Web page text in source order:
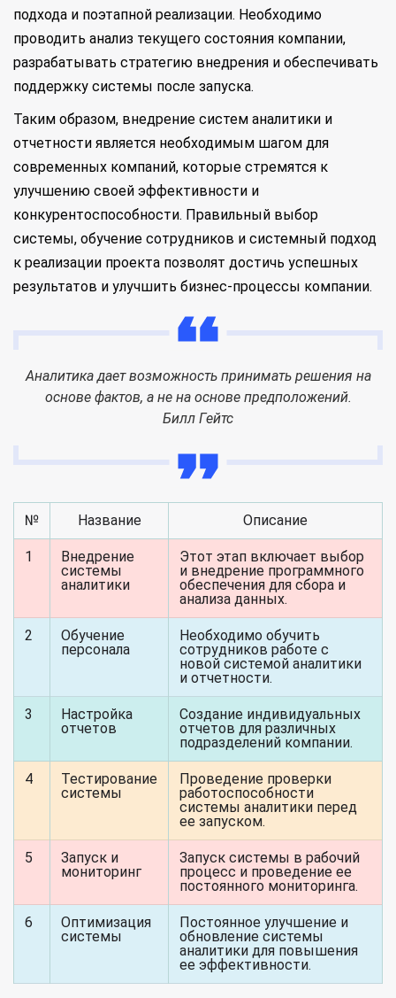
подхода и поэтапной реализации. Необходимо
проводить анализ текущего состояния компании,
разрабатывать стратегию внедрения и обеспечивать
поддержку системы после запуска.
Таким образом, внедрение систем аналитики и
отчетности является необходимым шагом для
современных компаний, которые стремятся к
улучшению своей эффективности и
конкурентоспособности. Правильный выбор
системы, обучение сотрудников и системный подход
к реализации проекта позволят достичь успешных
результатов и улучшить бизнес-процессы компании.
Аналитика дает возможность принимать решения на
основе фактов, а не на основе предположений.
Билл Гейтс
№ Название Описание
1
Внедрение
системы
аналитики
Этот этап включает выбор
и внедрение программного
обеспечения для сбора и
анализа данных.
2
Обучение
персонала
Необходимо обучить
сотрудников работе с
новой системой аналитики
и отчетности.
3
Настройка
отчетов
Создание индивидуальных
отчетов для различных
подразделений компании.
4
Тестирование
системы
Проведение проверки
работоспособности
системы аналитики перед
ее запуском.
5
Запуск и
мониторинг
Запуск системы в рабочий
процесс и проведение ее
постоянного мониторинга.
6
Оптимизация
системы
Постоянное улучшение и
обновление системы
аналитики для повышения
ее эффективности.